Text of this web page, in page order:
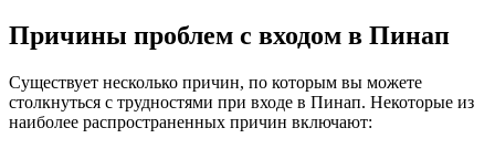
Причины проблем с входом в Пинап
Существует несколько причин, по которым вы можете
столкнуться с трудностями при входе в Пинап. Некоторые из
наиболее распространенных причин включают: